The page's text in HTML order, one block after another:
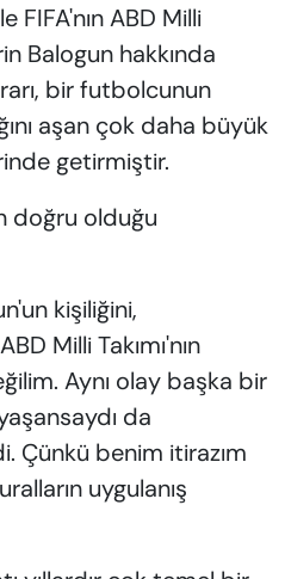
ABD Milli
Balogun hakkında
bir futbolcunun
aşan çok daha büyük
getirmiştir.
doğru olduğu
kişiliğini,
Milli Takımı'nın
Aynı olay başka bir
da
Çünkü benim itirazım
uygulanış
HABERLERİ